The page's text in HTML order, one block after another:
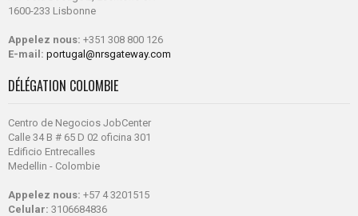
1600-233 Lisbonne
Appelez nous: +351 308 800 126
E-mail: portugal@nrsgateway.com
DÉLÉGATION COLOMBIE
Centro de Negocios JobCenter
Calle 34 B # 65 D 02 oficina 301
Edificio Entrecalles
Medellin - Colombie
Appelez nous: +57 4 3201515
Celular: 3106684836